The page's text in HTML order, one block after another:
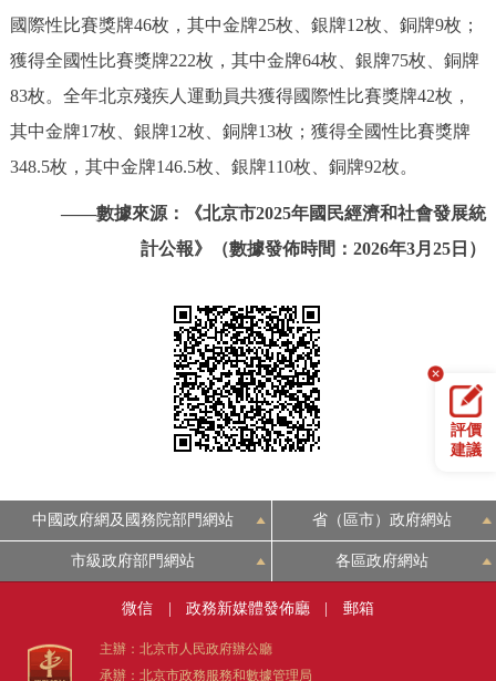
國際性比賽獎牌46枚，其中金牌25枚、銀牌12枚、銅牌9枚；
獲得全國性比賽獎牌222枚，其中金牌64枚、銀牌75枚、銅牌
83枚。全年北京殘疾人運動員共獲得國際性比賽獎牌42枚，
其中金牌17枚、銀牌12枚、銅牌13枚；獲得全國性比賽獎牌
348.5枚，其中金牌146.5枚、銀牌110枚、銅牌92枚。
——數據來源：《北京市2025年國民經濟和社會發展統
計公報》（數據發佈時間：2026年3月25日）
評價
建議
中國政府網及國務院部門網站 省（區市）政府網站
市級政府部門網站 各區政府網站
微信 政務新媒體發佈廳 郵箱
主辦：北京市人民政府辦公廳
承辦：北京市政務服務和數據管理局